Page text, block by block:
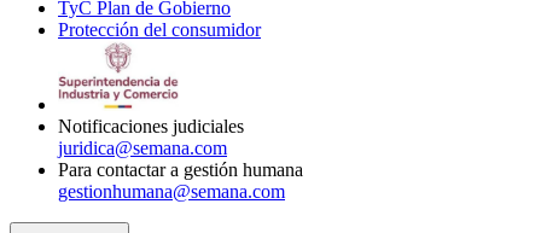
new
window
in
new
TyC Plan de Gobierno
in
Protección del consumidorOpens
Notificaciones judiciales
juridica@semana.com
Para contactar a gestión humana
gestionhumana@semana.com